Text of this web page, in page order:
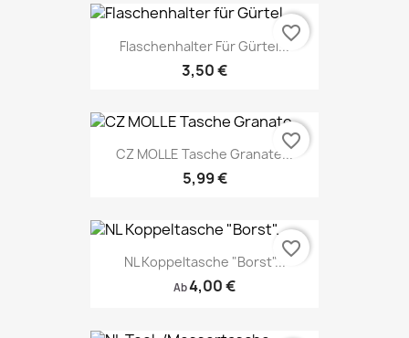
Flaschenhalter Für Gürtel...
3,50 €
favorite_border
CZ MOLLE Tasche Granate...
5,99 €
favorite_border
NL Koppeltasche "Borst"...
Ab4,00 €
favorite_border